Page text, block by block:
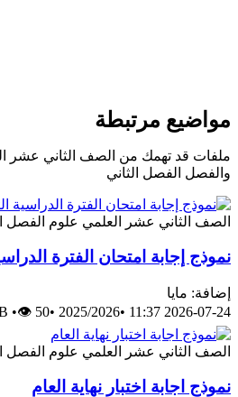
مواضيع مرتبطة
ملفات قد تهمك من الصف الثاني عشر
والفصل الفصل الثاني
الصف الثاني عشر العلمي علوم الفصل
نموذج إجابة امتحان الفترة
إضافة: مايا
2026-07-24 11:37
•
2025/2026
•
•👁 50
الصف الثاني عشر العلمي علوم الفصل
نموذج اجابة اختبار نهاية العام